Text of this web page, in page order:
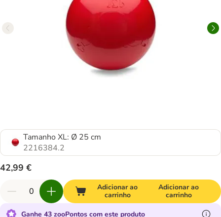
Tamanho XL: Ø 25 cm
2216384.2
42,99 €
Adicionar ao
carrinho
Adicionar ao
carrinho
Ganhe 43 zooPontos com este produto